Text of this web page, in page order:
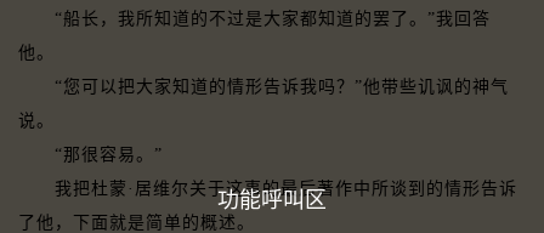
“船长，我所知道的不过是大家都知道的罢了。”我回答
他。
“您可以把大家知道的情形告诉我吗？”他带些讥讽的神气
说。
“那很容易。”
我把杜蒙·居维尔关于这事的最后著作中所谈到的情形告诉
了他，下面就是简单的概述。
功能呼叫区